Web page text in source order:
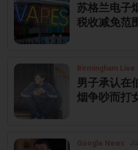
苏格兰电子
税收减免范
Birmingham Live
男子承认在
烟争吵而打
Google News